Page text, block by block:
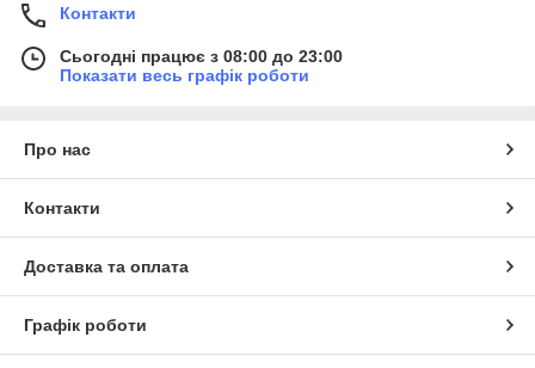
Контакти
Сьогодні працює з 08:00 до 23:00
Показати весь графік роботи
Про нас
Контакти
Доставка та оплата
Графік роботи